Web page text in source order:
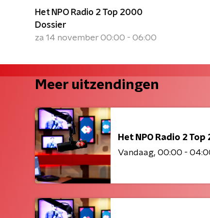
Het NPO Radio 2 Top 2000
Dossier
za 14 november 00:00 - 06:00
Meer uitzendingen
Het NPO Radio 2
Vandaag 00:00 -